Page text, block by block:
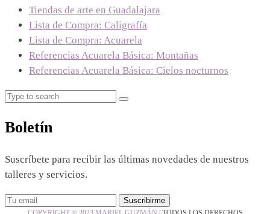
Tiendas de arte en Guadalajara
Lista de Compra: Caligrafía
Lista de Compra: Acuarela
Referencias Acuarela Básica: Montañas
Referencias Acuarela Básica: Cielos nocturnos
Search
Search
Boletín
Suscríbete para recibir las últimas novedades de nuestros
talleres y servicios.